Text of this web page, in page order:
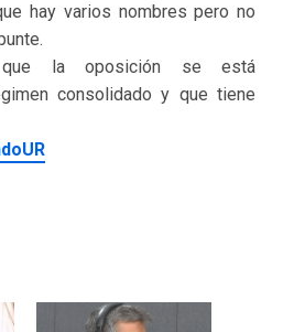
hay varios nombres pero no
que la oposición se está
consolidado y que tiene